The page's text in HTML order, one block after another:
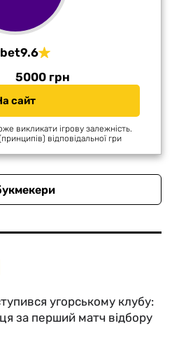
9.6
5000 грн
сайт
викликати ігрову залежність.
відповідальної гри
угорському клубу:
за перший матч відбору